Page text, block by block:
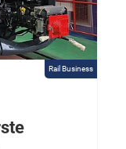
Rail Business